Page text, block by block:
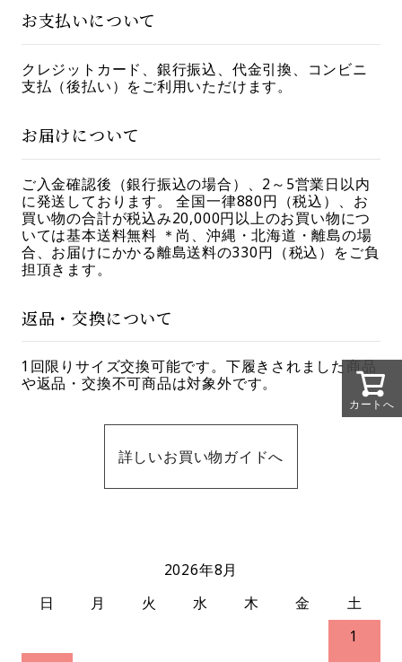
カートへ
お支払いについて
クレジットカード、銀行振込、代金引換、コンビニ
支払（後払い）をご利用いただけます。
お届けについて
ご入金確認後（銀行振込の場合）、2～5営業日以内
に発送しております。 全国一律880円（税込）、お
買い物の合計が税込み20,000円以上のお買い物につ
いては基本送料無料 ＊尚、沖縄・北海道・離島の場
合、お届けにかかる離島送料の330円（税込）をご負
担頂きます。
返品・交換について
1回限りサイズ交換可能です。下履きされました商品
や返品・交換不可商品は対象外です。
詳しいお買い物ガイドへ
2026年8月
日
月 火 水 木 金
土
1